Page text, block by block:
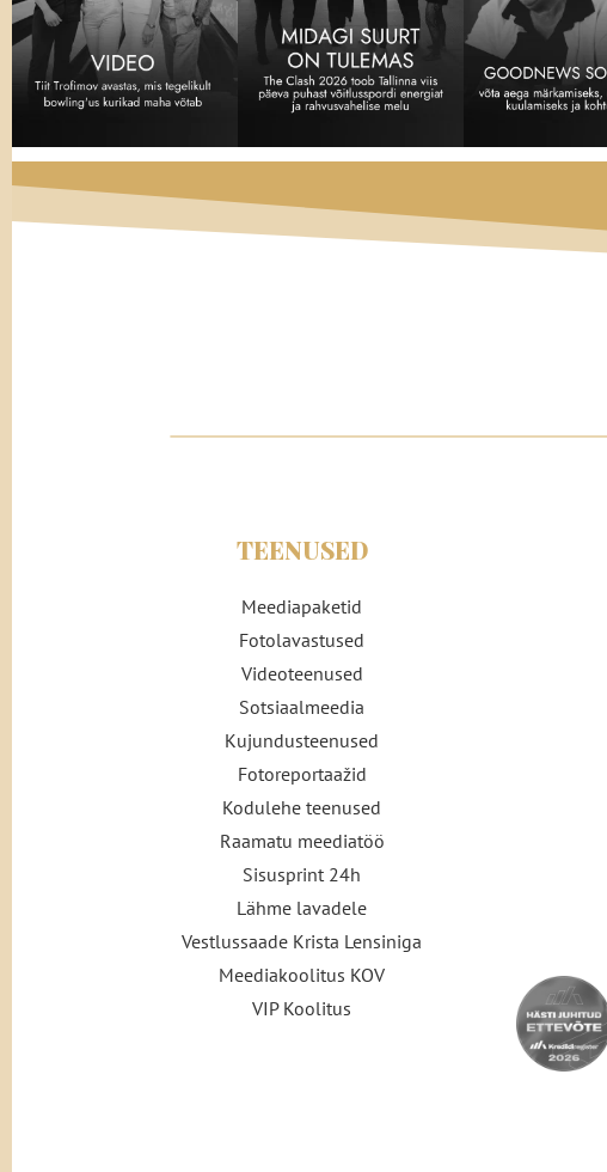
TEENUSED
Meediapaketid
Fotolavastused
Videoteenused
Sotsiaalmeedia
Kujundusteenused
Fotoreportaažid
Kodulehe teenused
Raamatu meediatöö
Sisusprint 24h
Lähme lavadele
Vestlussaade Krista Lensiniga
Meediakoolitus KOV
VIP Koolitus